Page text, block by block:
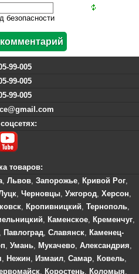
99-005
99-005
99-005
товаров:
, Львов, Запорожье, Кривой Рог,
, Черновцы, Ужгород, Херсон,
, Кропивницкий, Тернополь,
, Каменское, Кременчуг,
, Павлоград, Славянск, Каменец-
, Умань, Мукачево, Александрия,
, Нежин, Измаил, Самар, Ковель,
, Коростень, Коломыя,